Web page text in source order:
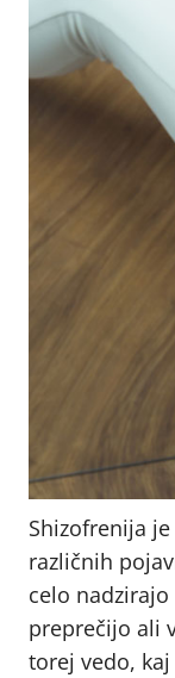
Shizofrenija
različnih
celo
preprečijo ali
torej vedo,